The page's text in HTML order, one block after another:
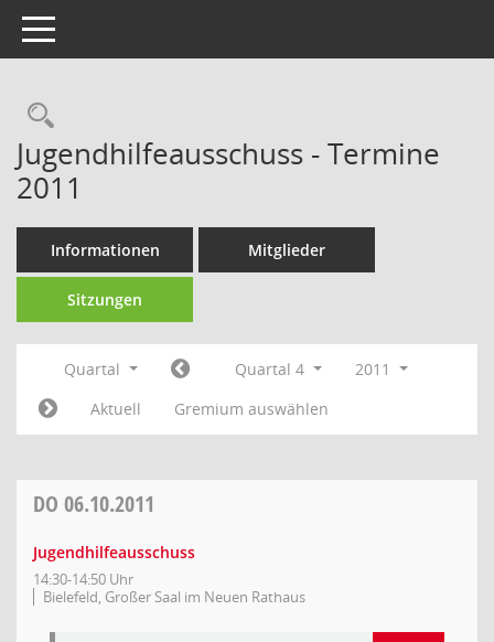
Toggle navigation
Rechercheauswahl
Jugendhilfeausschuss - Termine
2011
Informationen Mitglieder
Sitzungen
Quartal Quartal 4
2011
Aktuell
Gremium auswählen
DO 06.10.2011
Jugendhilfeausschuss
14:30-14:50 Uhr
Bielefeld, Großer Saal im Neuen Rathaus